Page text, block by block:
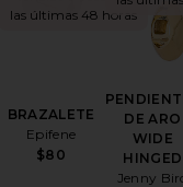
las últimas 48 horas
BRAZALETE
Epifene
$80
DE ARO
WIDE
HINGED
Jenny